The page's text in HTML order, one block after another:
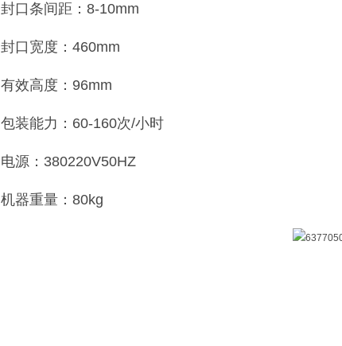
封口条间距：8-10mm
封口宽度：460mm
有效高度：96mm
包装能力：60-160次/小时
电源：380220V50HZ
机器重量：80kg